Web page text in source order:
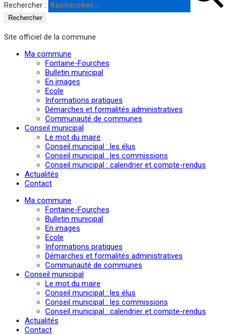
Rechercher :
Site officiel de la commune
Ma commune
Fontaine-Fourches
Bulletin municipal
En images
Ecole
Informations pratiques
Démarches et formalités administratives
Communauté de communes
Conseil municipal
Le mot du maire
Conseil municipal : les élus
Conseil municipal : les commissions
Conseil municipal : calendrier et compte-rendus
Actualités
Contact
Ma commune
Fontaine-Fourches
Bulletin municipal
En images
Ecole
Informations pratiques
Démarches et formalités administratives
Communauté de communes
Conseil municipal
Le mot du maire
Conseil municipal : les élus
Conseil municipal : les commissions
Conseil municipal : calendrier et compte-rendus
Actualités
Contact